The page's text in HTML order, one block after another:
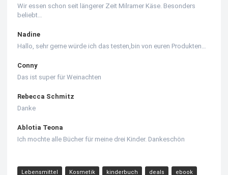
Wir essen schon seit längerer Zeit Milramer Käse. Besonders
beliebt…
Nadine
Hallo, sehr gerne würde ich das testen,bin von euren Produkten…
Conny
Das ist super für Weinachten
Rebecca Schmitz
Danke
Ablotia Teona
Ich mochte alle Bücher für meine drei Kinder. Dankeschön
Lebensmittel Kosmetik kinderbuch deals ebook